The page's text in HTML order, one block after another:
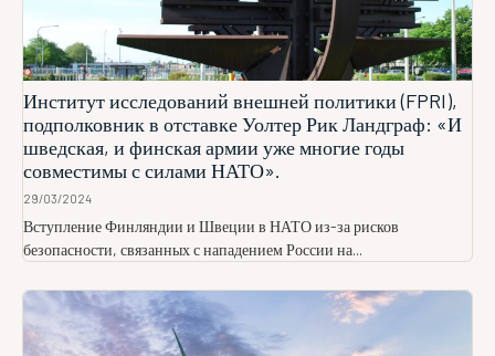
Институт исследований внешней политики (FPRI),
подполковник в отставке Уолтер Рик Ландграф: «И
шведская, и финская армии уже многие годы
совместимы с силами НАТО».
29/03/2024
Вступление Финляндии и Швеции в НАТО из-за рисков
безопасности, связанных с нападением России на...